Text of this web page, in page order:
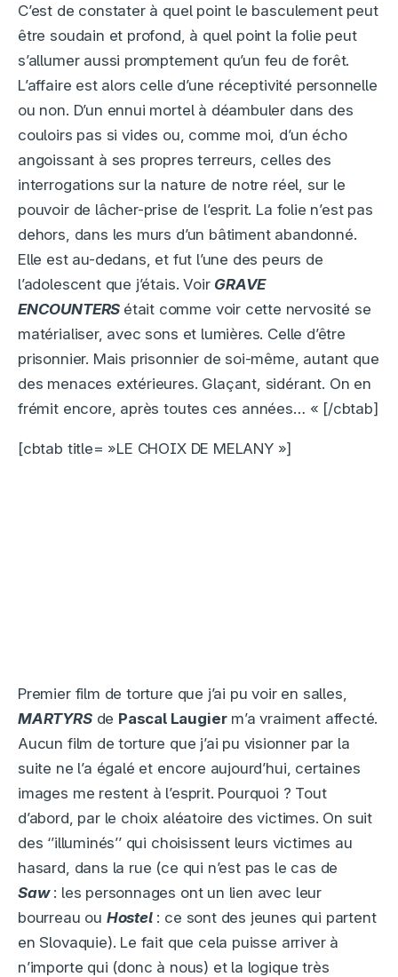
C’est de constater à quel point le basculement peut
être soudain et profond, à quel point la folie peut
s’allumer aussi promptement qu’un feu de forêt.
L’affaire est alors celle d’une réceptivité personnelle
ou non. D’un ennui mortel à déambuler dans des
couloirs pas si vides ou, comme moi, d’un écho
angoissant à ses propres terreurs, celles des
interrogations sur la nature de notre réel, sur le
pouvoir de lâcher-prise de l’esprit. La folie n’est pas
dehors, dans les murs d’un bâtiment abandonné.
Elle est au-dedans, et fut l’une des peurs de
l’adolescent que j’étais. Voir GRAVE
ENCOUNTERS était comme voir cette nervosité se
matérialiser, avec sons et lumières. Celle d’être
prisonnier. Mais prisonnier de soi-même, autant que
des menaces extérieures. Glaçant, sidérant. On en
frémit encore, après toutes ces années… « [/cbtab]
[cbtab title= »LE CHOIX DE MELANY »]
Premier film de torture que j’ai pu voir en salles,
MARTYRSde Pascal Laugierm’a vraiment affecté.
Aucun film de torture que j’ai pu visionner par la
suite ne l’a égalé et encore aujourd’hui, certaines
images me restent à l’esprit. Pourquoi ? Tout
d’abord, par le choix aléatoire des victimes. On suit
des ‘’illuminés’’ qui choisissent leurs victimes au
hasard, dans la rue (ce qui n’est pas le cas de
Saw: les personnages ont un lien avec leur
bourreau ou Hostel: ce sont des jeunes qui partent
en Slovaquie). Le fait que cela puisse arriver à
n’importe qui (donc à nous) et la logique très